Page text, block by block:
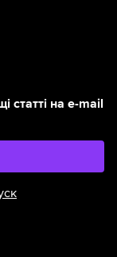
статті на e-mail